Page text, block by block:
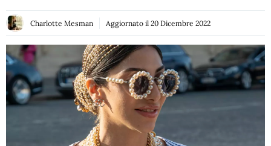
Charlotte Mesman Aggiornato il 20 Dicembre 2022